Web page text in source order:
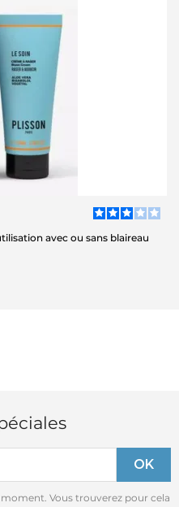
avec ou sans blaireau
Vous trouverez pour cela